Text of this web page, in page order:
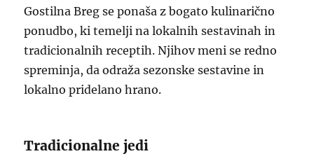
Gostilna Breg se ponaša z bogato kulinarično
ponudbo, ki temelji na lokalnih sestavinah in
tradicionalnih receptih. Njihov meni se redno
spreminja, da odraža sezonske sestavine in
lokalno pridelano hrano.
Tradicionalne jedi